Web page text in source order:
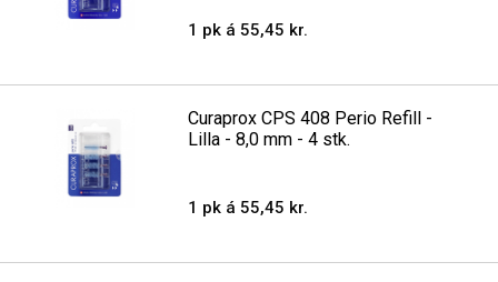
1 pk á 55,45 kr.
Curaprox CPS 408 Perio Refill -
Lilla - 8,0 mm - 4 stk.
1 pk á 55,45 kr.